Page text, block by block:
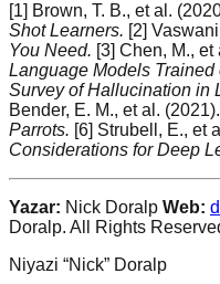
[1] Brown, T. B., et al.
Shot Learners. [2]
You Need. [3] Chen, M., et
Language Models Trained
Survey of Hallucination in
Bender, E. M., et al. (2021).
Parrots. [6] Strubell, E., et
Considerations for Deep
Yazar: Nick Doralp Web:
Doralp. All Rights
Niyazi “Nick” Doralp